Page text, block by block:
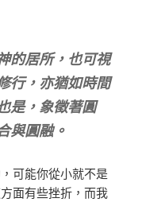
的居所，也可視
行，亦猶如時間
是，象徵著圓
與圓融。
可能你從小就不是
面有些挫折，而我